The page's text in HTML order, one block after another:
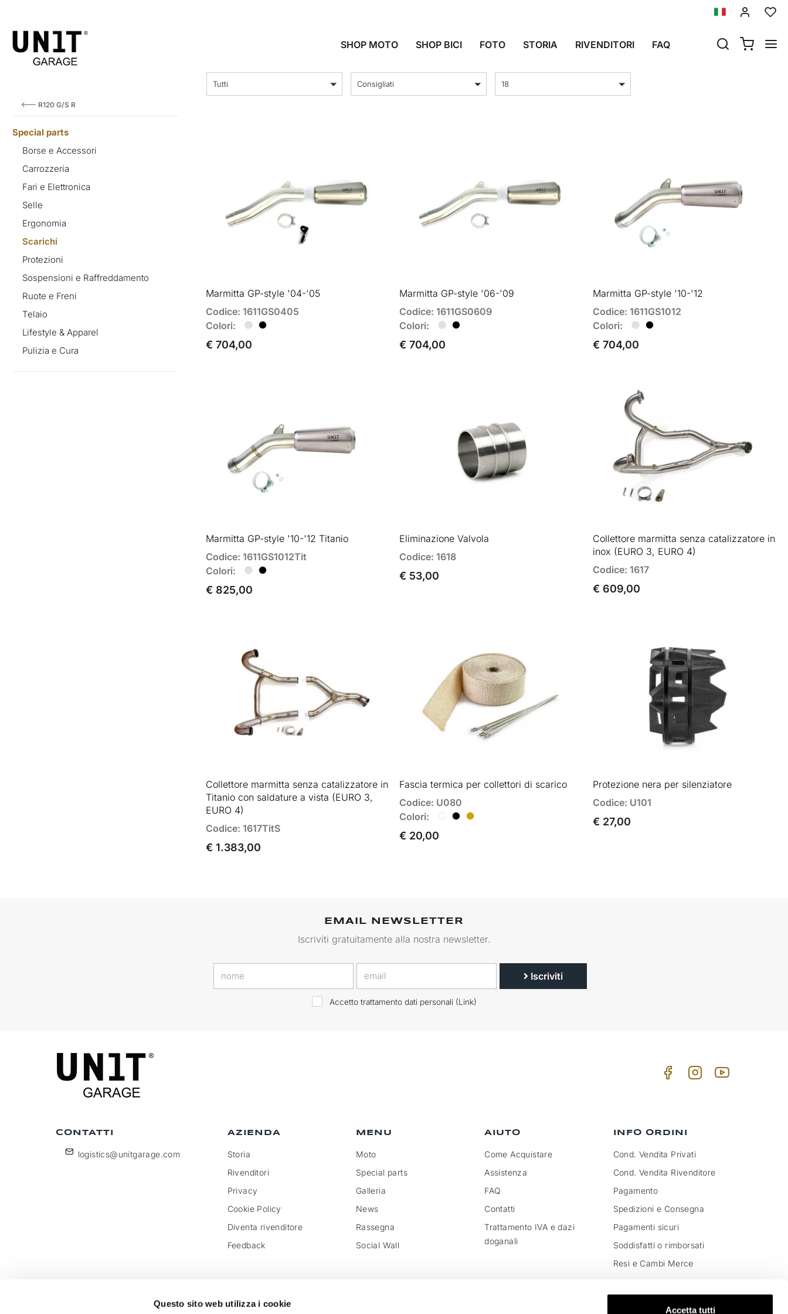
Questo sito web utilizza i cookie
Accetta tutti
SHOP MOTO SHOP BICI FOTO STORIA RIVENDITORI FAQ
R120 G/S R
Special parts
Borse e Accessori
Carrozzeria
Fari e Elettronica
Selle
Ergonomia
Scarichi
Protezioni
Sospensioni e Raffreddamento
Ruote e Freni
Telaio
Lifestyle & Apparel
Pulizia e Cura
Tutti Consigliati 18
Marmitta GP-style '04-'05
Codice: 1611GS0405
Colori:
€ 704,00
Marmitta GP-style '06-'09
Codice: 1611GS0609
Colori:
€ 704,00
Marmitta GP-style '10-'12
Codice: 1611GS1012
Colori:
€ 704,00
Marmitta GP-style '10-'12 Titanio
Codice: 1611GS1012Tit
Colori:
€ 825,00
Eliminazione Valvola
Codice: 1618
€ 53,00
Collettore marmitta senza catalizzatore in
inox (EURO 3, EURO 4)
Codice: 1617
€ 609,00
Collettore marmitta senza catalizzatore in
Titanio con saldature a vista (EURO 3,
EURO 4)
Codice: 1617TitS
€ 1.383,00
Fascia termica per collettori di scarico
Codice: U080
Colori:
€ 20,00
Protezione nera per silenziatore
Codice: U101
€ 27,00
EMAIL NEWSLETTER
Iscriviti gratuitamente alla nostra newsletter.
Iscriviti
Accetto trattamento dati personali (Link)
CONTATTI
logistics@unitgarage.com
AZIENDA
Storia
Rivenditori
Privacy
Cookie Policy
Diventa rivenditore
Feedback
MENU
Moto
Special parts
Galleria
News
Rassegna
Social Wall
AIUTO
Come Acquistare
Assistenza
FAQ
Contatti
Trattamento IVA e dazi
doganali
INFO ORDINI
Cond. Vendita Privati
Cond. Vendita Rivenditore
Pagamento
Spedizioni e Consegna
Pagamenti sicuri
Soddisfatti o rimborsati
Resi e Cambi Merce